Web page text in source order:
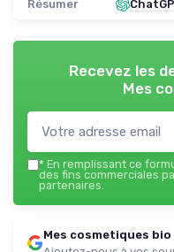
Résumer
Recevez les
Mes
* En remplissant ce
des fins commerciales
partenaires.
Mes cosmetiques bio